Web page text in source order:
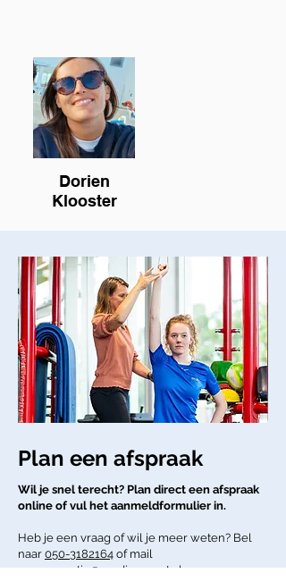
Dorien
Klooster
Plan een afspraak
Wil je snel terecht? Plan direct een afspraak
online of vul het aanmeldformulier in.
Heb je een vraag of wil je meer weten? Bel
naar 050-3182164 of mail
naarreceptie@medisupport.nl.